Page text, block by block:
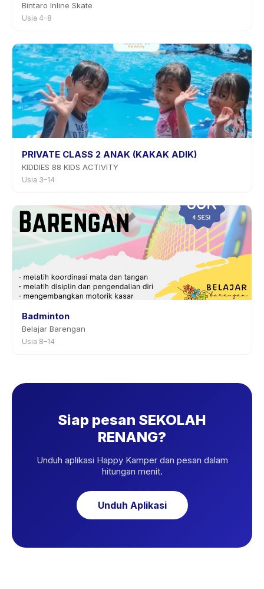
Bintaro Inline Skate
Usia 4–8
PRIVATE CLASS 2 ANAK (KAKAK ADIK)
KIDDIES 88 KIDS ACTIVITY
Usia 3–14
Badminton
Belajar Barengan
Usia 8–14
Siap pesan SEKOLAH
RENANG?
Unduh aplikasi Happy Kamper dan pesan dalam
hitungan menit.
Unduh Aplikasi